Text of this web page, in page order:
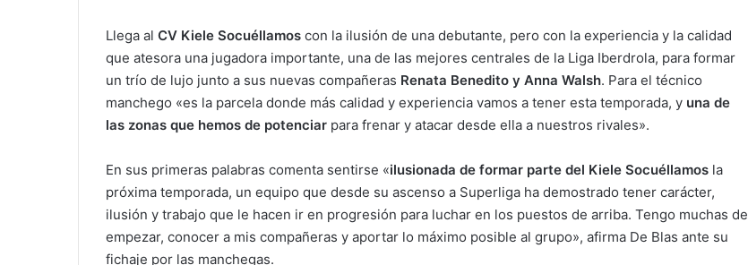
Llega al CV Kiele Socuéllamos con la ilusión de una debutante, pero con la experiencia y la calidad
que atesora una jugadora importante, una de las mejores centrales de la Liga Iberdrola, para formar
un trío de lujo junto a sus nuevas compañeras Renata Benedito y Anna Walsh. Para el técnico
manchego «es la parcela donde más calidad y experiencia vamos a tener esta temporada, y una de
las zonas que hemos de potenciar para frenar y atacar desde ella a nuestros rivales».
En sus primeras palabras comenta sentirse «ilusionada de formar parte del Kiele Socuéllamos la
próxima temporada, un equipo que desde su ascenso a Superliga ha demostrado tener carácter,
ilusión y trabajo que le hacen ir en progresión para luchar en los puestos de arriba. Tengo muchas de
empezar, conocer a mis compañeras y aportar lo máximo posible al grupo», afirma De Blas ante su
fichaje por las manchegas.